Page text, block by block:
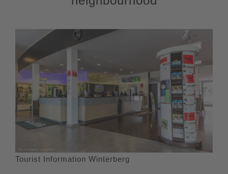
Tourist Information Winterberg